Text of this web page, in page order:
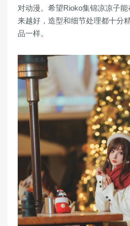
对动漫。希望Rioko集锦凉凉子
来越好，造型和细节处理都十分
品一样。